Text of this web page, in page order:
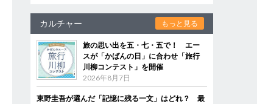
カルチャー もっと見る
旅の思い出を五・七・五で！ エー
スが「かばんの日」に合わせ「旅行
川柳コンテスト」を開催
2026年8月7日
東野圭吾が選んだ「記憶に残る一文」はどれ？ 最